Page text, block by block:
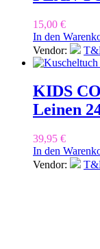
15,00 €
In den
Vendor:
KIDS
Leinen
39,95 €
In den
Vendor: